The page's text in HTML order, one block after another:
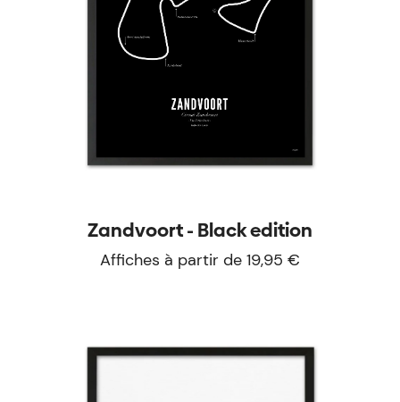
Zandvoort - Black edition
Affiches à partir de 19,95 €